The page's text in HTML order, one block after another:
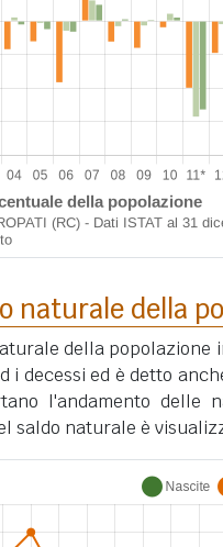
naturale della
della popolazione
i decessi ed è detto
l'andamento delle
saldo naturale è